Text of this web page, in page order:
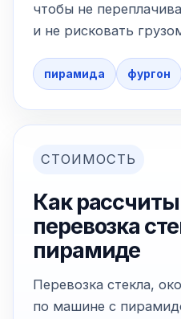
чтобы не
и не рисковать
пирамида фургон
СТОИМОСТЬ
Как
перевозка
пирамиде
Перевозка стекла,
по машине с